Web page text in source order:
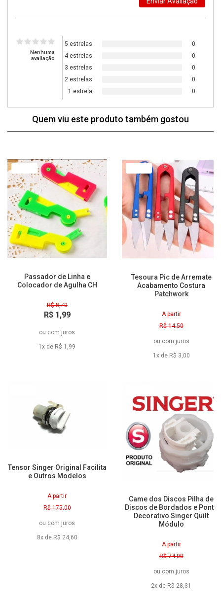
Nenhuma
avaliação
5 estrelas
0
4 estrelas
0
3 estrelas
0
2 estrelas
0
1 estrela
0
Quem viu este produto também gostou
Passador de Linha e
Colocador de Agulha CH
R$ 8,70
R$ 1,99
ou
1x de R$ 1,99
com juros
Tesoura Pic de Arremate
Acabamento Costura
Patchwork
A partir
R$ 14,50
à vista
ou
1x de R$ 3,00
com juros
Tensor Singer Original Facilita
e Outros Modelos
A partir
R$ 175,00
à vista
ou
8x de R$ 24,60
com juros
Came dos Discos Pilha de
Discos de Bordados e Ponto
Decorativo Singer Quilt
Módulo
A partir
R$ 74,00
à vista
ou
2x de R$ 28,31
com juros